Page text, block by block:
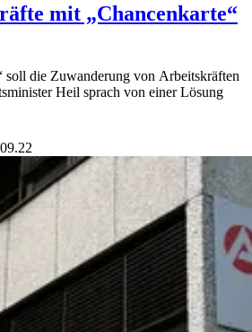
mit „Chancenkarte“
soll die Zuwanderung von Arbeitskräften
Heil sprach von einer Lösung